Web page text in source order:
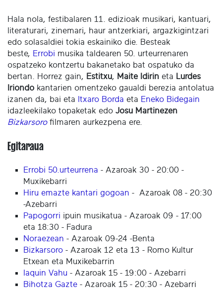
Hala nola, festibalaren 11. edizioak musikari, kantuari,
literaturari, zinemari, haur antzerkiari, argazkigintzari
edo solasaldiei tokia eskainiko die. Besteak
beste, Errobi musika taldearen 50. urteurrenaren
ospatzeko kontzertu bakanetako bat ospatuko da
bertan. Horrez gain, Estitxu, Maite Idirin eta Lurdes
Iriondo kantarien omentzeko gaualdi berezia antolatua
izanen da, bai eta Itxaro Borda eta Eneko Bidegain
idazleekilako topaketak edo Josu Martinezen
Bizkarsoro filmaren aurkezpena ere.
Egitaraua
Errobi 50.urteurrena - Azaroak 30 - 20:00 -
Muxikebarri
Hiru emazte kantari gogoan - Azaroak 08 - 20:30
-Azebarri
Papogorri ipuin musikatua - Azaroak 09 - 17:00
eta 18:30 - Fadura
Noraezean - Azaroak 09-24 -Benta
Bizkarsoro - Azaroak 12 eta 13 - Romo Kultur
Etxean eta Muxikebarrin
Iaquin Vahu - Azaroak 15 - 19:00 - Azebarri
Bihotza Gazte - Azaroak 15 - 20:30 - Azebarri